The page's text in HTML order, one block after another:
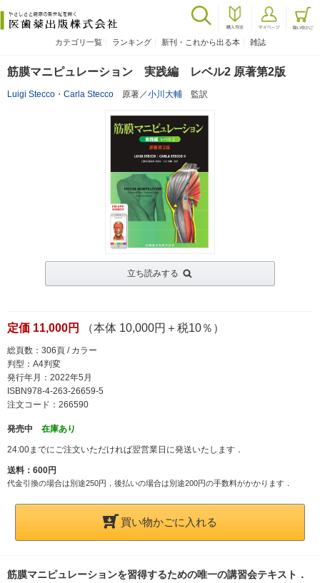
カテゴリ一覧 ランキング 新刊・これから出る本 雑誌
筋膜マニピュレーション 実践編 レベル2 原著第2版
Luigi Stecco ・ Carla Stecco 原著／小川大輔 監訳
立ち読みする
定価 11,000円 （本体 10,000円＋税10％）
総頁数：306頁 / カラー
判型：A4判変
発行年月：2022年5月
ISBN978-4-263-26659-5
注文コード：266590
発売中 在庫あり
24:00までにご注文いただければ翌営業日に発送いたします．
送料：600円
代金引換の場合は別途250円，後払いの場合は別途200円の手数料がかかります．
買い物かごに入れる
筋膜マニピュレーションを習得するための唯一の講習会テキスト．